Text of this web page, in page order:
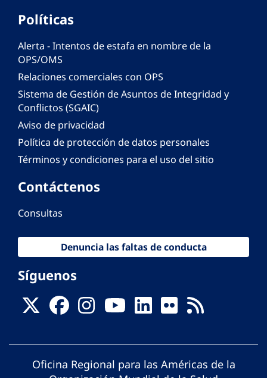
Políticas
Alerta - Intentos de estafa en nombre de la
OPS/OMS
Relaciones comerciales con OPS
Sistema de Gestión de Asuntos de Integridad y
Conflictos (SGAIC)
Aviso de privacidad
Política de protección de datos personales
Términos y condiciones para el uso del sitio
Contáctenos
Consultas
Denuncia las faltas de conducta
Síguenos
Oficina Regional para las Américas de la